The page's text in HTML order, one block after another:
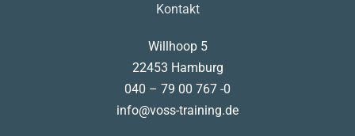
Kontakt
Willhoop 5
22453 Hamburg
040 – 79 00 767 -0
info@voss-training.de